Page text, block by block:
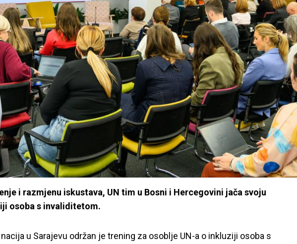
i razmjenu iskustava, UN tim u Bosni i Hercegovini jača svoju
osoba s invaliditetom.
u Sarajevu održan je trening za osoblje UN-a o inkluziji osoba s